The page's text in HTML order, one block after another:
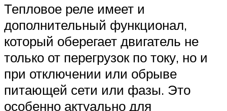
Тепловое реле имеет и
дополнительный функционал,
который оберегает двигатель не
только от перегрузок по току, но и
при отключении или обрыве
питающей сети или фазы. Это
особенно актуально для